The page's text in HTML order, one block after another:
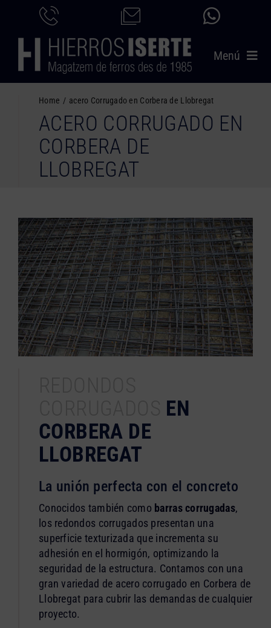
contenido
Menú
PRODUCTOS
SERVICIOS
CATÁLOGO
CONTACTO
Home acero Corrugado en Corbera de Llobregat
ACERO CORRUGADO EN
CORBERA DE
LLOBREGAT
EN
CORBERA DE
LLOBREGAT
La unión perfecta con el concreto
Conocidos también como barras corrugadas,
los redondos corrugados presentan una
superficie texturizada que incrementa su
adhesión en el hormigón, optimizando la
seguridad de la estructura. Contamos con una
gran variedad de acero corrugado en Corbera de
Llobregat para cubrir las demandas de cualquier
proyecto.